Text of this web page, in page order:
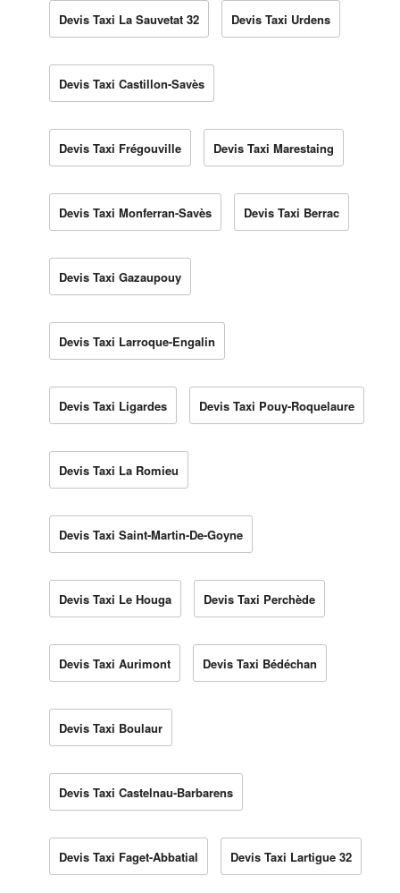
Devis Taxi La Sauvetat 32 Devis Taxi Urdens
Devis Taxi Castillon-Savès
Devis Taxi Frégouville Devis Taxi Marestaing
Devis Taxi Monferran-Savès Devis Taxi Berrac
Devis Taxi Gazaupouy
Devis Taxi Larroque-Engalin
Devis Taxi Ligardes Devis Taxi Pouy-Roquelaure
Devis Taxi La Romieu
Devis Taxi Saint-Martin-De-Goyne
Devis Taxi Le Houga Devis Taxi Perchède
Devis Taxi Aurimont Devis Taxi Bédéchan
Devis Taxi Boulaur
Devis Taxi Castelnau-Barbarens
Devis Taxi Faget-Abbatial Devis Taxi Lartigue 32